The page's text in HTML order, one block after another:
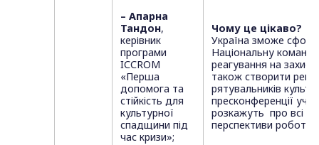
– Апарна
Тандон,
керівник
програми
ICCROM
«Перша
допомога та
стійкість для
культурної
спадщини під
час кризи»;
Чому це цікаво?
Україна зможе
Національну
реагування на
також створити
рятувальників
пресконференції
розкажуть про всі
перспективи роботи